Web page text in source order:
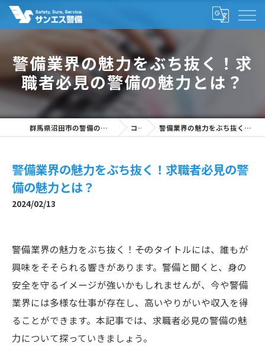
警備業界の魅力をぶち抜く！求
職者必見の警備の魅力とは？
群馬県沼田市の警備の求人なら株式会社サンエス警備 コラム 警備業界の魅力をぶち抜く！求職者必見の警備の魅力とは？
警備業界の魅力をぶち抜く！求職者必見の警
備の魅力とは？
2024/02/13
警備業界の魅力をぶち抜く！――そのタイトルには、誰もが
興味をそそられる響きがあります。警備と聞くと、身の
安全を守るイメージが強いかもしれませんが、今や警備
業界には多様な仕事が存在し、高いやりがいや収入を得
ることができます。本記事では、求職者必見の警備の魅
力について探っていきましょう。